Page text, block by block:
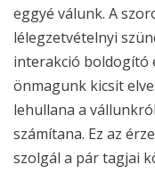
eggyé válunk. A
lélegzetvételnyi
interakció boldogító
önmagunk kicsit
lehullana a
számítana. Ez az
szolgál a pár tagjai